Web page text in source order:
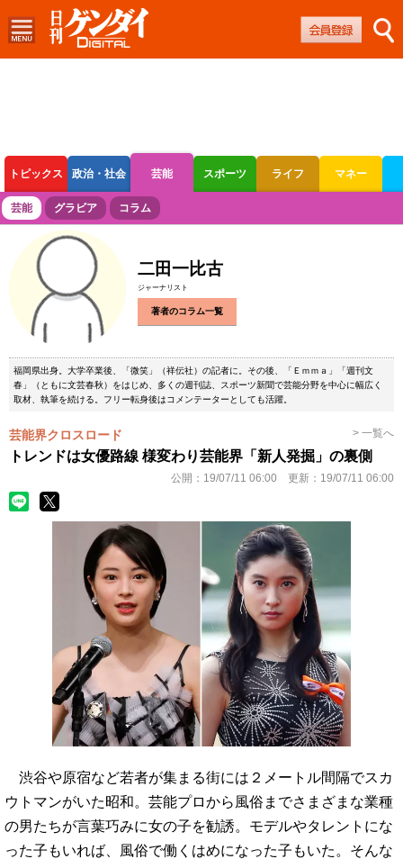
トピックス 政治・社会 芸能 スポーツ ライフ マネー
ボートレース 競輪 オートレース
芸能 グラビア コラム
二田一比古
ジャーナリスト
著者のコラム一覧
福岡県出身。大学卒業後、「微笑」（祥伝社）の記者に。その後、「Ｅｍｍａ」「週刊文
春」（ともに文芸春秋）をはじめ、多くの週刊誌、スポーツ新聞で芸能分野を中心に幅広く
取材、執筆を続ける。フリー転身後はコメンテーターとしても活躍。
芸能界クロスロード > 一覧へ
トレンドは女優路線 様変わり芸能界「新人発掘」の裏側
公開： 19/07/11 06:00 更新： 19/07/11 06:00
渋谷や原宿など若者が集まる街には２メートル間隔でスカ
ウトマンがいた昭和。芸能プロから風俗までさまざまな業種
の男たちが言葉巧みに女の子を勧誘。モデルやタレントにな
った子もいれば、風俗で働くはめになった子もいた。そんな